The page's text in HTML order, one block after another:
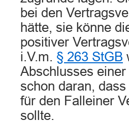
bei den
hätte, sie könne
positiver
i.V.m. § 263 StGB
Abschlusses
schon daran,
für den Falleiner
sollte.